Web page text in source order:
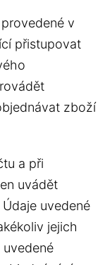
v
přistupovat
zboží
a při
uvádět
uvedené
jejich